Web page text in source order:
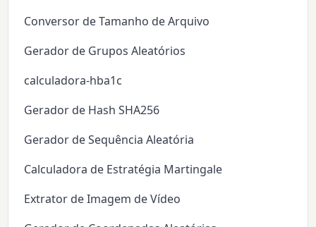
Conversor de Tamanho de Arquivo
Gerador de Grupos Aleatórios
calculadora-hba1c
Gerador de Hash SHA256
Gerador de Sequência Aleatória
Calculadora de Estratégia Martingale
Extrator de Imagem de Vídeo